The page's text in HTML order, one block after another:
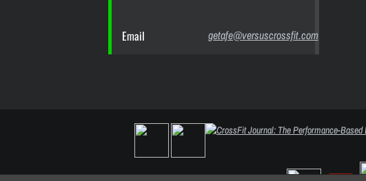
Email getafe@versuscrossfit.com